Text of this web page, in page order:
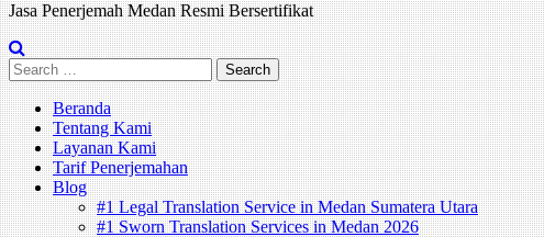
Jasa Penerjemah Medan Resmi Bersertifikat
Search
for:
Beranda
Tentang Kami
Layanan Kami
Tarif Penerjemahan
Blog
#1 Legal Translation Service in Medan Sumatera Utara
#1 Sworn Translation Services in Medan 2026